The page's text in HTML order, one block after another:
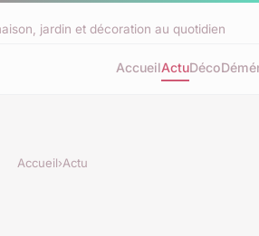
jardin et décoration au quotidien
AccueilActuDéco
Accueil›Actu